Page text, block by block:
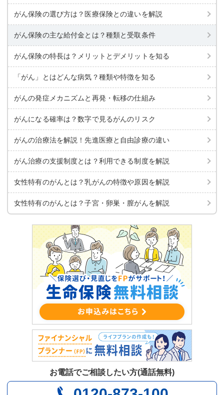
がん保険の選び方は？医療保険との違いを解説
がん保険の主な給付金とは？種類と受取条件
がん保険の特長は？メリットとデメリットを知る
「がん」とはどんな病気？種類や特徴を知る
がんの発症メカニズムと再発・転移の仕組み
がんになる確率は？数字で見るがんのリスク
がんの治療法を解説！先進医療と自由診療の違い
がん治療の支援制度とは？利用できる制度を解説
女性特有のがんとは？乳がんの特徴や原因を解説
女性特有のがんとは？子宮・卵巣・膣がんを解説
お電話でご相談したい方(通話無料)